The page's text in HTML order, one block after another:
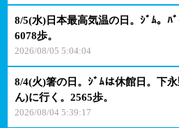
8/5(水)日本最高気温の日。ｼﾞﾑ。ﾊ
6078歩。
2026/08/05 5:04:04
8/4(火)箸の日。ｼﾞﾑは休館日。下
ん)に行く。2565歩。
2026/08/04 5:39:17